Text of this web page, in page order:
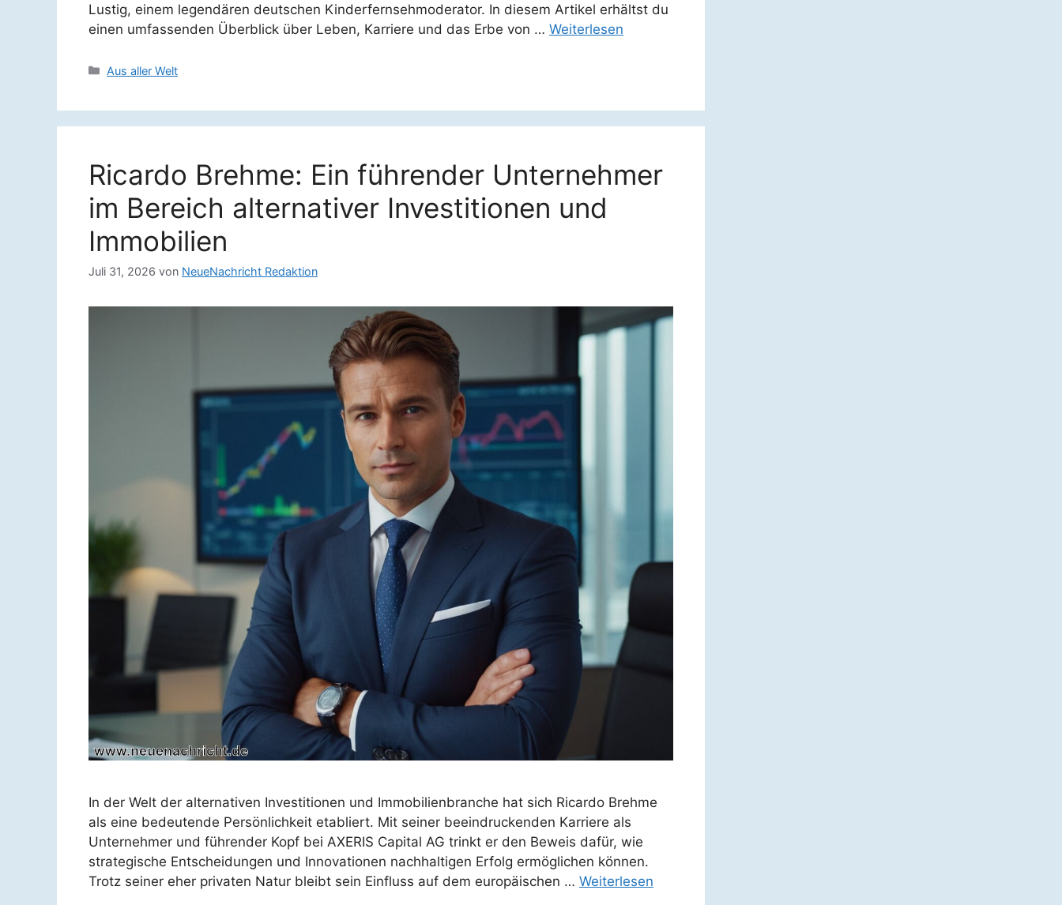
Lustig, einem legendären deutschen Kinderfernsehmoderator. In diesem Artikel erhältst du
einen umfassenden Überblick über Leben, Karriere und das Erbe von … Weiterlesen
Kategorien
Aus aller Welt
Ricardo Brehme: Ein führender Unternehmer
im Bereich alternativer Investitionen und
Immobilien
Juli 31, 2026 von NeueNachricht Redaktion
In der Welt der alternativen Investitionen und Immobilienbranche hat sich Ricardo Brehme
als eine bedeutende Persönlichkeit etabliert. Mit seiner beeindruckenden Karriere als
Unternehmer und führender Kopf bei AXERIS Capital AG trinkt er den Beweis dafür, wie
strategische Entscheidungen und Innovationen nachhaltigen Erfolg ermöglichen können.
Trotz seiner eher privaten Natur bleibt sein Einfluss auf dem europäischen … Weiterlesen